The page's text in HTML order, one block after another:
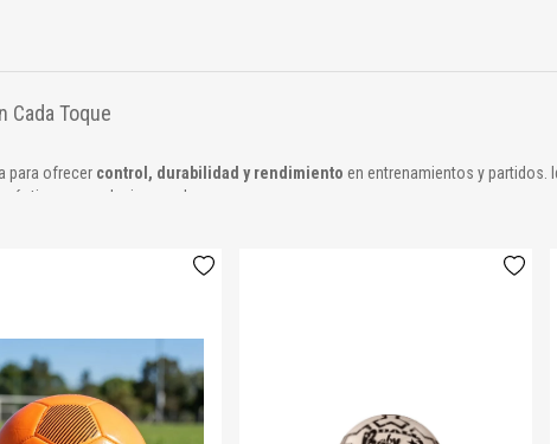
Cada Toque
para ofrecer control, durabilidad y rendimiento en entrenamientos y partidos.
óptimo en cualquier cancha.
diario.
y espacios reducidos.
de alta calidad, garantizando rebote, resistencia y control en cada sesión